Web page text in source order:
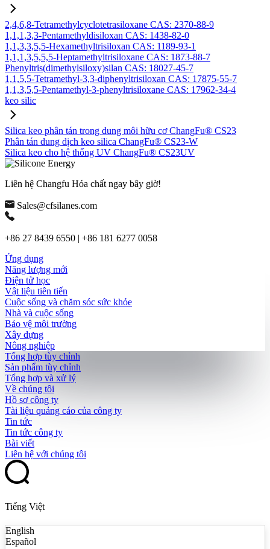
2,4,6,8-Tetramethylcyclotetrasiloxane CAS: 2370-88-9
1,1,1,3,3-Pentamethyldisiloxan CAS: 1438-82-0
1,1,3,3,5,5-Hexamethyltrisiloxan CAS: 1189-93-1
1,1,1,3,5,5,5-Heptamethyltrisiloxane CAS: 1873-88-7
Phenyltris(dimethylsiloxy)silan CAS: 18027-45-7
1,1,5,5-Tetramethyl-3,3-diphenyltrisiloxan CAS: 17875-55-7
1,1,3,5,5-Pentamethyl-3-phenyltrisiloxane CAS: 17962-34-4
keo silic
Silica keo phân tán trong dung môi hữu cơ ChangFu® CS23
Phân tán dung dịch keo silica ChangFu® CS23-W
Silica keo cho hệ thống UV ChangFu® CS23UV
Liên hệ Changfu Hóa chất ngay bây giờ!
Sales@cfsilanes.com
+86 27 8439 6550 | +86 181 6277 0058
Ứng dụng
Năng lượng mới
Điện tử học
Vật liệu tiên tiến
Cuộc sống và chăm sóc sức khỏe
Nhà và cuộc sống
Bảo vệ môi trường
Xây dựng
Nông nghiệp
Tổng hợp tùy chỉnh
Sản phẩm tùy chỉnh
Tổng hợp và xử lý
Về chúng tôi
Hồ sơ công ty
Tài liệu quảng cáo của công ty
Tin tức
Tin tức công ty
Bài viết
Liên hệ với chúng tôi
Tiếng Việt
English
Español